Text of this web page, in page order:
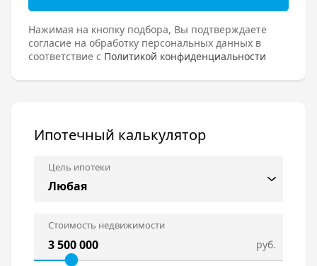
Нажимая на кнопку подбора, Вы подтверждаете
согласие на обработку персональных данных в
соответствие с Политикой конфиденциальности
Ипотечный калькулятор
Цель ипотеки
Стоимость недвижимости
руб.